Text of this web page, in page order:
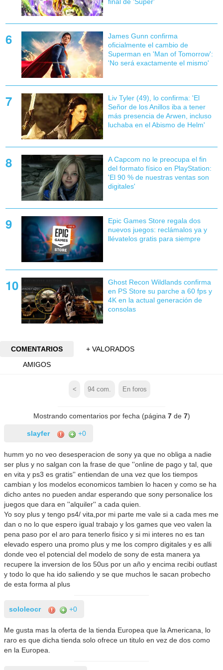
final de 'Super'
James Gunn confirma
oficialmente el cambio de
Superman en 'Man of Tomorrow':
'No será exactamente el mismo'
Liv Tyler (49), lo confirma: 'El
Señor de los Anillos iba a tener
más presencia de Arwen, incluso
luchaba en el Abismo de Helm'
A Capcom no le preocupa el fin
del formato físico en PlayStation:
'El 90 % de nuestras ventas son
digitales'
Epic Games Store regala dos
nuevos juegos: reclámalos ya y
llévatelos gratis para siempre
Ghost Recon Wildlands confirma
en PS Store su parche a 60 fps y
4K en la actual generación de
consolas
COMENTARIOS
+ VALORADOS
AMIGOS
< 94 com. En foros
Mostrando comentarios por fecha (página 7de 7)
slayfer +0
humm yo no veo desesperacion de sony ya que no obliga a nadie
ser plus y no salgan con la frase de que ''online de pago y tal, que
en vita y ps3 es gratis'' entiendan de una vez que los tiempos
cambian y los modelos economicos tambien lo hacen y como se ha
dicho antes no pueden andar esperando que sony personalice los
juegos que dara en ''alquiler'' a cada quien.
Yo soy plus y tengo ps4/ vita,por mi parte me vale si a cada mes me
dan o no lo que espero igual trabajo y los games que veo valen la
pena paso por el aro para tenerlo fisico y si mi interes no es tan
elevado espero una promo plus y me los compro digitales y es alli
donde veo el potencial del modelo de sony de esta manera ya
recupere la inversion de los 50us por un año y encima recibi outlast
y todo lo que ha ido saliendo y se que muchos le sacan probecho
de esta forma al plus
sololeocr +0
Me gusta mas la oferta de la tienda Europea que la Americana, lo
raro es que dicha tienda solo ofrece un titulo en vez de dos como
en la Europea.